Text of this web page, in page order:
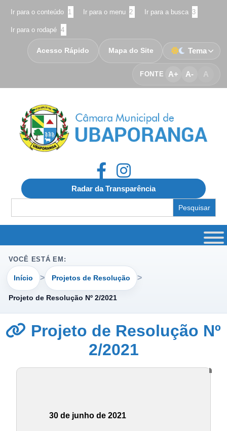
Ir para o conteúdo 1 Ir para o menu 2 Ir para a busca 3
Ir para o rodapé 4
FONTE A+ A- A
Acesso Rápido Mapa do Site Tema
Radar da Transparência
for:
VOCÊ ESTÁ EM:
Início Projetos de Resolução
Projeto de Resolução Nº 2/2021
Projeto de Resolução Nº
2/2021
30 de junho de 2021